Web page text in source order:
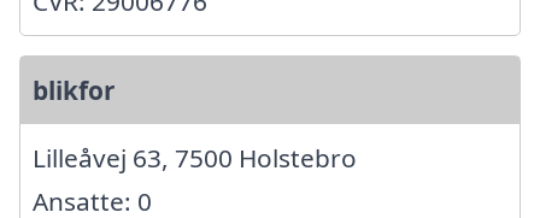
blikfor
Lilleåvej 63, 7500 Holstebro
Ansatte: 0